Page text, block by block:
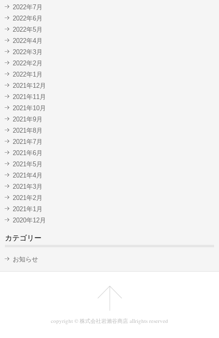
2022年7月
2022年6月
2022年5月
2022年4月
2022年3月
2022年2月
2022年1月
2021年12月
2021年11月
2021年10月
2021年9月
2021年8月
2021年7月
2021年6月
2021年5月
2021年4月
2021年3月
2021年2月
2021年1月
2020年12月
カテゴリー
お知らせ
copyright © 株式会社岩瀨谷商店 allrights reserved